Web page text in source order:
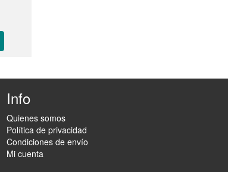
Info
Quienes somos
Política de privacidad
Condiciones de envío
Mi cuenta